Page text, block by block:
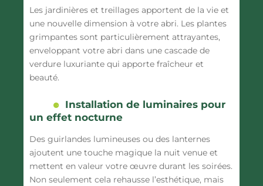
Les jardinières et treillages apportent de la vie et
une nouvelle dimension à votre abri. Les plantes
grimpantes sont particulièrement attrayantes,
enveloppant votre abri dans une cascade de
verdure luxuriante qui apporte fraîcheur et
beauté.
Installation de luminaires pour
un effet nocturne
Des guirlandes lumineuses ou des lanternes
ajoutent une touche magique la nuit venue et
mettent en valeur votre œuvre durant les soirées.
Non seulement cela rehausse l’esthétique, mais